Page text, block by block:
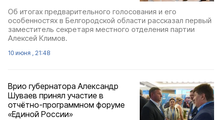
Об итогах предварительного голосования и его
особенностях в Белгородской области рассказал первый
заместитель секретаря местного отделения партии
Алексей Климов.
10 июня , 21:48
Врио губернатора Александр
Шуваев принял участие в
отчётно-программном форуме
«Единой России»